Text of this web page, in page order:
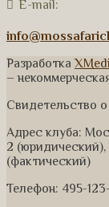
E-mail:
Разработка
–
Свидетельство
Адрес клуба:
2
(фактический)
Телефон: 495-